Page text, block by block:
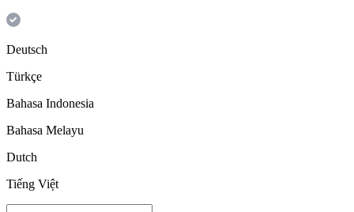
Deutsch
Türkçe
Bahasa Indonesia
Bahasa Melayu
Dutch
Tiếng Việt